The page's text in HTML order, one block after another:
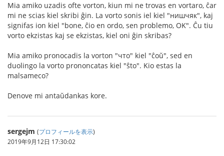
Mia amiko uzadis ofte vorton, kiun mi ne trovas en vortaro, ĉar
mi ne scias kiel skribi ĝin. La vorto sonis iel kiel "нишчяк", kaj
signifas ion kiel "bone, ĉio en ordo, sen problemo, OK". Ĉu tiu
vorto ekzistas kaj se ekzistas, kiel oni ĝin skribas?
Mia amiko pronocadis la vorton "что" kiel "ĉoŭ", sed en
duolingo la vorto prononcatas kiel "ŝto". Kio estas la
malsameco?
Denove mi antaŭdankas kore.
sergejm (プロフィールを表示)
2019年9月12日 17:30:02